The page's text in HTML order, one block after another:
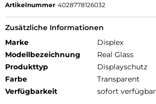
Artikelnummer 4028778126032
Zusätzliche Informationen
Marke
Displex
Modellbezeichnung
Real Glass
Produkttyp
Displayschutz
Farbe
Transparent
Verfügbarkeit
sofort verfügbar